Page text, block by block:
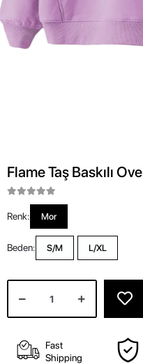
Flame Taş Baskılı
Renk: Mor
Beden: S/M L/XL
Fast
Shipping